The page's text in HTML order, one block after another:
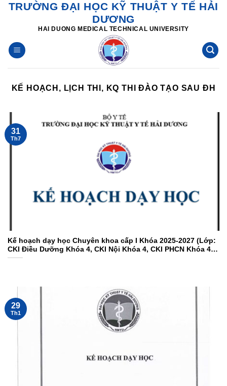
SkipTRƯỜNG ĐẠI HỌC KỸ THUẬT Y TẾ HẢI
DƯƠNG
HAI DUONG MEDICAL TECHNICAL UNIVERSITY
KẾ HOẠCH, LỊCH THI, KQ THI ĐÀO TẠO SAU ĐH
Kế hoạch dạy học Chuyên khoa cấp I Khóa 2025-2027 (Lớp:
CKI Điều Dưỡng Khóa 4, CKI Nội Khóa 4, CKI PHCN Khóa 4,
CKI Xét nghiệm Khóa 4) – Học Kỳ I năm học 2026-2027, Đợt 3
31
Th7
29
Th1